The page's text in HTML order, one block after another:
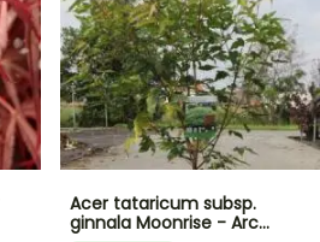
Acer tataricum subsp.
ginnala Moonrise - Arc…